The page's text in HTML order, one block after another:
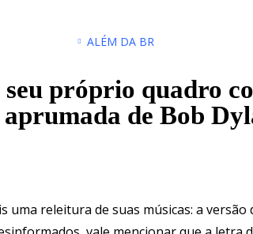
ALÉM DA BR
seu próprio quadro
aprumada de Bob
releitura de suas músicas: a versão